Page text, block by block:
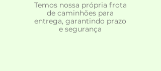
Temos nossa própria frota
de caminhões para
entrega, garantindo prazo
e segurança